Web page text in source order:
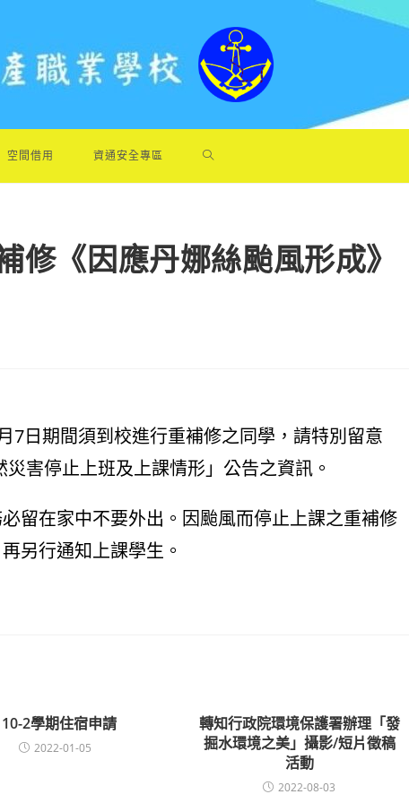
空間借用 資通安全專區
修《因應丹娜絲颱風形成》
7日期間須到校進行重補修之同學，請特別留意
害停止上班及上課情形」公告之資訊。
留在家中不要外出。因颱風而停止上課之重補修
另行通知上課學生。
2學期住宿申請
2022-01-05
轉知行政院環境保護署辦理「發
掘水環境之美」攝影/短片徵稿
活動
2022-08-03